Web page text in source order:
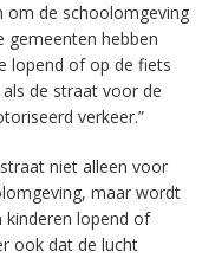
om de schoolomgeving
gemeenten hebben
lopend of op de fiets
de straat voor de
verkeer.”
niet alleen voor
maar wordt
lopend of
ook dat de lucht